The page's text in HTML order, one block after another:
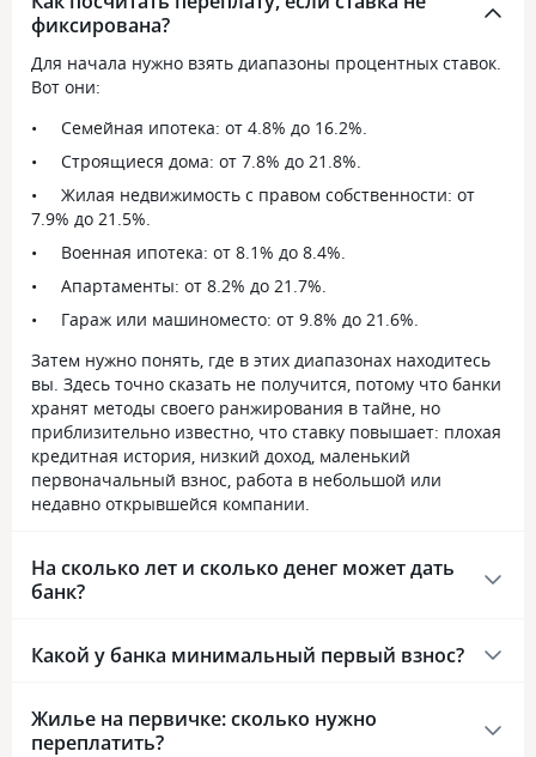
застройщика. Ставка на весь период
выплат такой и останется, чему мы
очень рады.
5,5% на 12 лет.
и очередности
после она
итоге в пф
отправили
капитала в банк.
фиксирована?
Для начала нужно взять диапазоны процентных ставок.
Вот они:
Семейная ипотека: от 4.8% до 16.2%.
Строящиеся дома: от 7.8% до 21.8%.
Жилая недвижимость с правом собственности: от
7.9% до 21.5%.
Военная ипотека: от 8.1% до 8.4%.
Апартаменты: от 8.2% до 21.7%.
Гараж или машиноместо: от 9.8% до 21.6%.
Затем нужно понять, где в этих диапазонах находитесь
вы. Здесь точно сказать не получится, потому что банки
хранят методы своего ранжирования в тайне, но
приблизительно известно, что ставку повышает: плохая
кредитная история, низкий доход, маленький
первоначальный взнос, работа в небольшой или
недавно открывшейся компании.
На сколько лет и сколько денег может дать
банк?
Какой у банка минимальный первый взнос?
Жилье на первичке: сколько нужно
переплатить?